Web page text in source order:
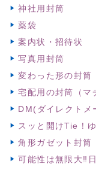
神社用封筒
薬袋
案内状・招待状
写真用封筒
変わった形の封筒
宅配用の封筒（マ
DM(ダイレクトメ
スッと開けTie！
角形ガゼット封筒
可能性は無限大‼